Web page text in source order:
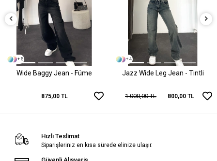
+ 5
Wide Baggy Jean - Füme
875,00 TL
+ 4
Jazz Wide Leg Jean - Tintli
1.000,00 TL 800,00 TL
Hızlı Teslimat
Siparişleriniz en kısa sürede elinize ulaşır.